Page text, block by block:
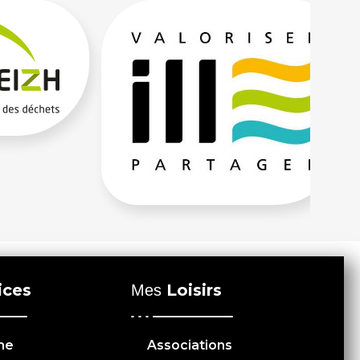
Mes Loisirs
Associations